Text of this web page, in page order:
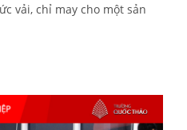
vải, chỉ may cho một sản